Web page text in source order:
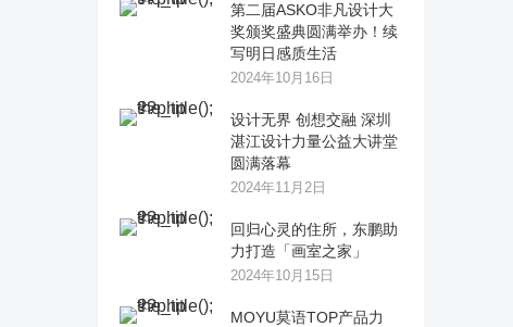
第二届ASKO非凡设计大
奖颁奖盛典圆满举办！续
写明日感质生活
2024年10月16日
设计无界 创想交融 深圳
湛江设计力量公益大讲堂
圆满落幕
2024年11月2日
回归心灵的住所，东鹏助
力打造「画室之家」
2024年10月15日
MOYU莫语TOP产品力